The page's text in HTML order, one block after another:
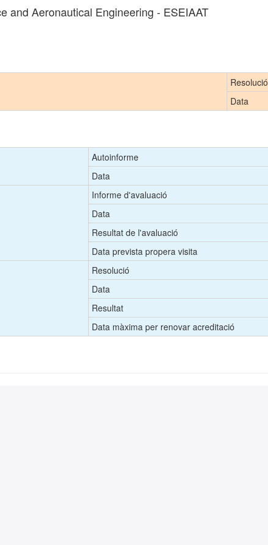
and Aeronautical Engineering - ESEIAAT
Resolució
Data
Autoinforme
Data
Informe d'avaluació
Data
Resultat de l'avaluació
Data prevista propera visita
Resolució
Data
Resultat
Data màxima per renovar acreditació